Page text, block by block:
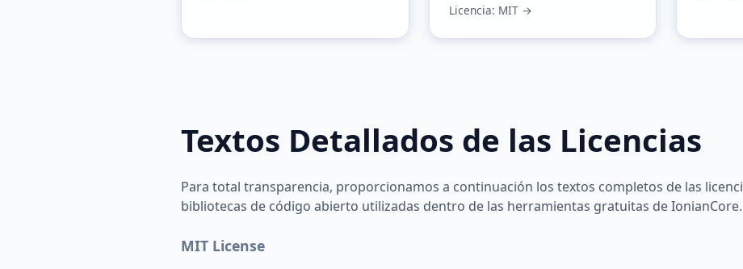
Licencia: MIT →
Textos Detallados de las Licencias
Para total transparencia, proporcionamos a continuación los textos completos de las
bibliotecas de código abierto utilizadas dentro de las herramientas gratuitas de IonianCore.
MIT License